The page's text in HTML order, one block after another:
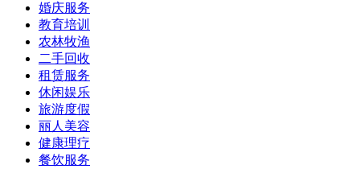
婚庆服务
教育培训
农林牧渔
二手回收
租赁服务
休闲娱乐
旅游度假
丽人美容
健康理疗
餐饮服务